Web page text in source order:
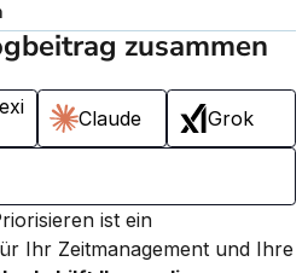
zusammen
Claude Grok
ist ein
Ihr Zeitmanagement und Ihre